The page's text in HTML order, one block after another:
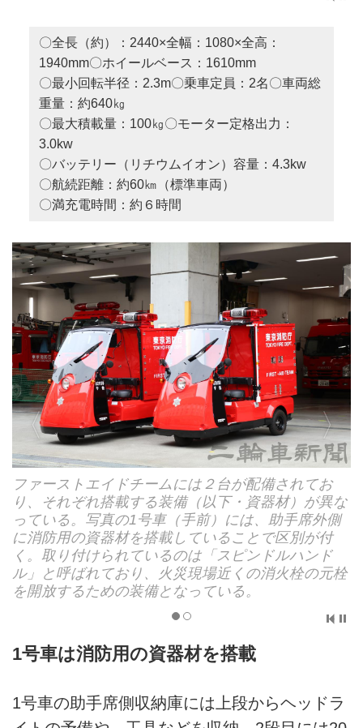
〇全長（約）：2440×全幅：1080×全高：
1940mm〇ホイールベース：1610mm
〇最小回転半径：2.3m〇乗車定員：2名〇車両総
重量：約640㎏
〇最大積載量：100㎏〇モーター定格出力：
3.0kw
〇バッテリー（リチウムイオン）容量：4.3kw
〇航続距離：約60㎞（標準車両）
〇満充電時間：約６時間
ファーストエイドチームには２台が配備されてお
り、それぞれ搭載する装備（以下・資器材）が異な
っている。写真の1号車（手前）には、助手席外側
に消防用の資器材を搭載していることで区別が付
く。取り付けられているのは「スピンドルハンド
ル」と呼ばれており、火災現場近くの消火栓の元栓
を開放するための装備となっている。
1号車は消防用の資器材を搭載
1号車の助手席側収納庫には上段からヘッドラ